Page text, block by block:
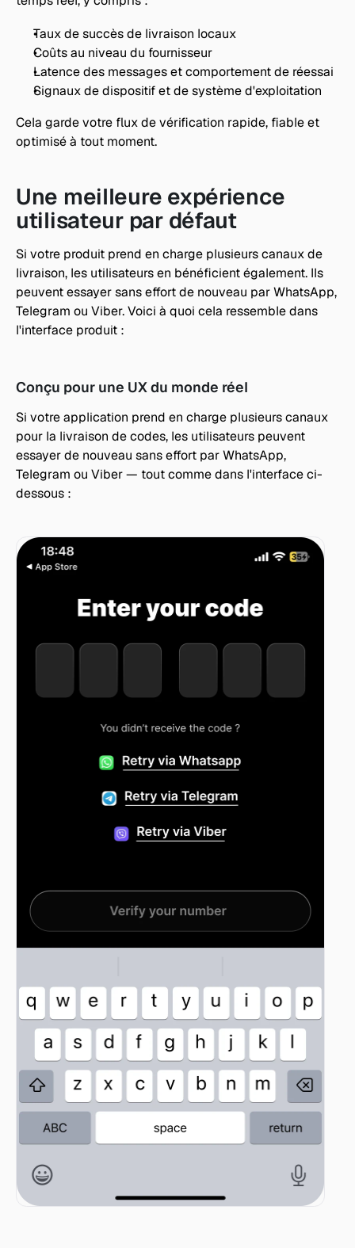
Taux de succès de livraison locaux
Coûts au niveau du fournisseur
Latence des messages et comportement de réessai
Signaux de dispositif et de système d'exploitation
Cela garde votre flux de vérification rapide, fiable et
optimisé à tout moment.
Une meilleure expérience
utilisateur par défaut
Si votre produit prend en charge plusieurs canaux de
livraison, les utilisateurs en bénéficient également. Ils
peuvent essayer sans effort de nouveau par WhatsApp,
Telegram ou Viber. Voici à quoi cela ressemble dans
l'interface produit :
Conçu pour une UX du monde réel
Si votre application prend en charge plusieurs canaux
pour la livraison de codes, les utilisateurs peuvent
essayer de nouveau sans effort par WhatsApp,
Telegram ou Viber — tout comme dans l'interface ci-
dessous :